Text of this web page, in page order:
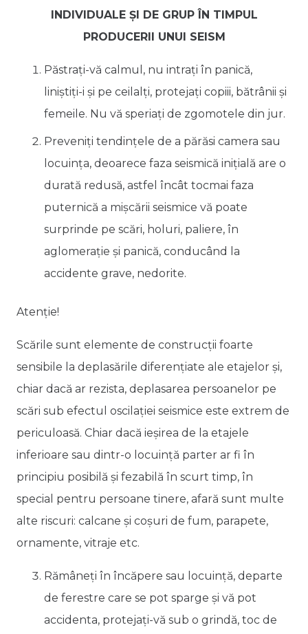
INDIVIDUALE ŞI DE GRUP ÎN TIMPUL
PRODUCERII UNUI SEISM
Păstraţi-vă calmul, nu intraţi în panică,
liniştiţi-i şi pe ceilalţi, protejaţi copiii, bătrânii şi
femeile. Nu vă speriaţi de zgomotele din jur.
Preveniţi tendinţele de a părăsi camera sau
locuinţa, deoarece faza seismică iniţială are o
durată redusă, astfel încât tocmai faza
puternică a mişcării seismice vă poate
surprinde pe scări, holuri, paliere, în
aglomeraţie şi panică, conducând la
accidente grave, nedorite.
Atenţie!
Scările sunt elemente de construcţii foarte
sensibile la deplasările diferenţiate ale etajelor şi,
chiar dacă ar rezista, deplasarea persoanelor pe
scări sub efectul oscilaţiei seismice este extrem de
periculoasă. Chiar dacă ieşirea de la etajele
inferioare sau dintr-o locuinţă parter ar fi în
principiu posibilă şi fezabilă în scurt timp, în
special pentru persoane tinere, afară sunt multe
alte riscuri: calcane şi coşuri de fum, parapete,
ornamente, vitraje etc.
Rămâneţi în încăpere sau locuinţă, departe
de ferestre care se pot sparge şi vă pot
accidenta, protejaţi-vă sub o grindă, toc de